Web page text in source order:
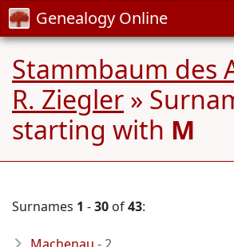
Genealogy Online
Stammbaum des
R. Ziegler »
starting with M
Surnames 1 -30 of43: